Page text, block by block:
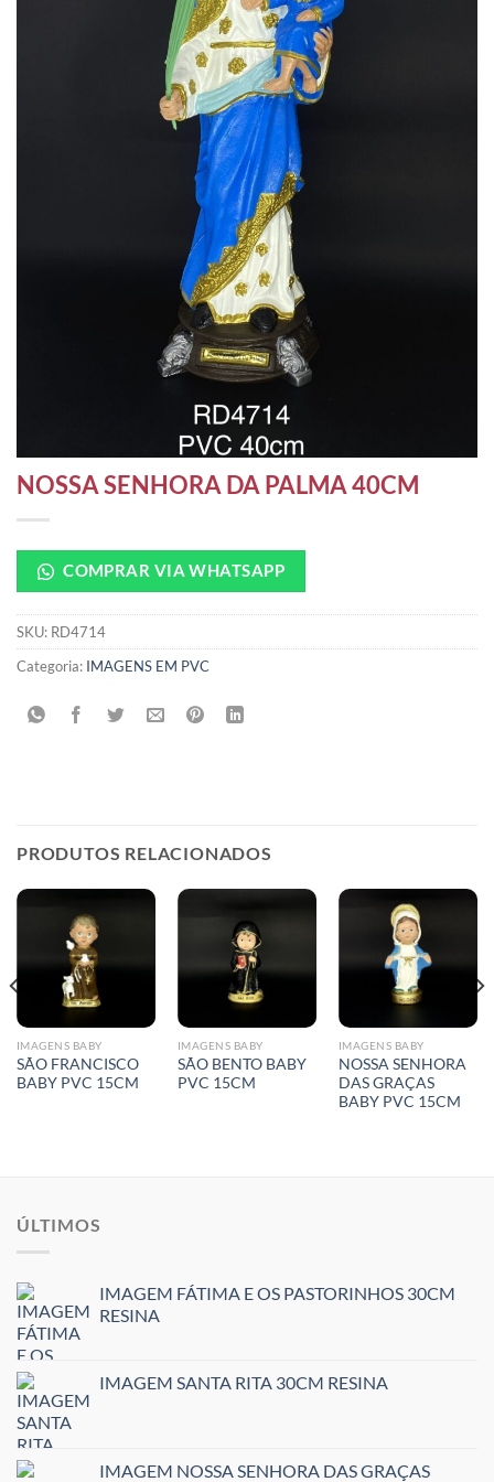
NOSSA SENHORA DA PALMA 40CM
COMPRAR VIA WHATSAPP
SKU: RD4714
Categoria: IMAGENS EM PVC
PRODUTOS RELACIONADOS
IMAGENS BABY
SÃO FRANCISCO
BABY PVC 15CM
IMAGENS BABY
SÃO BENTO BABY
PVC 15CM
IMAGENS BABY
NOSSA SENHORA
DAS GRAÇAS
BABY PVC 15CM
ÚLTIMOS
IMAGEM FÁTIMA E OS PASTORINHOS 30CM
RESINA
IMAGEM SANTA RITA 30CM RESINA
IMAGEM NOSSA SENHORA DAS GRAÇAS